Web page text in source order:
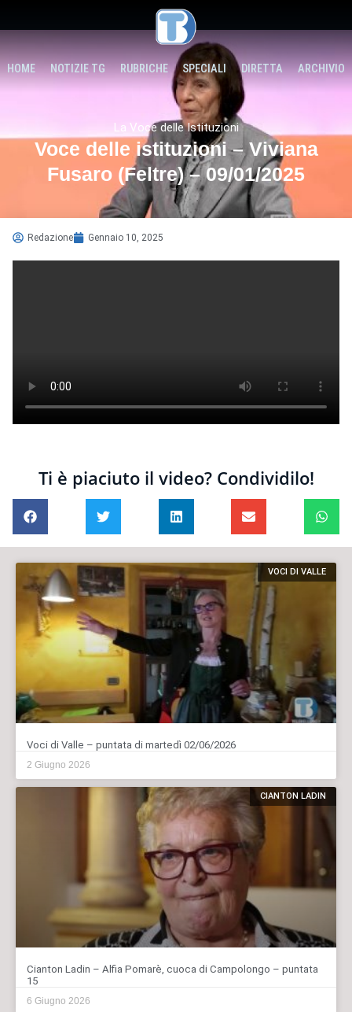
HOME NOTIZIE TG RUBRICHE SPECIALI DIRETTA ARCHIVIO
La Voce delle Istituzioni
Voce delle istituzioni – Viviana
Fusaro (Feltre) – 09/01/2025
Redazione Gennaio 10, 2025
Ti è piaciuto il video? Condividilo!
VOCI DI VALLE
Voci di Valle – puntata di martedì 02/06/2026
2 Giugno 2026
CIANTON LADIN
Cianton Ladin – Alfia Pomarè, cuoca di Campolongo – puntata
15
6 Giugno 2026